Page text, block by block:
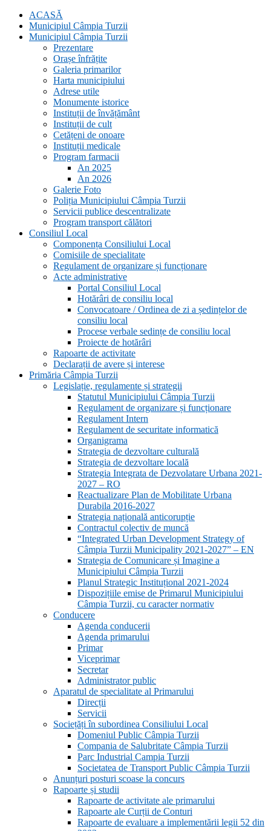
ACASĂ
Municipiul Câmpia Turzii
Municipiul Câmpia Turzii
Prezentare
Orașe înfrățite
Galeria primarilor
Harta municipiului
Adrese utile
Monumente istorice
Instituții de învățământ
Instituții de cult
Cetățeni de onoare
Instituții medicale
Program farmacii
An 2025
An 2026
Galerie Foto
Poliția Municipiului Câmpia Turzii
Servicii publice descentralizate
Program transport călători
Consiliul Local
Componența Consiliului Local
Comisiile de specialitate
Regulament de organizare și funcționare
Acte administrative
Portal Consiliul Local
Hotărâri de consiliu local
Convocatoare / Ordinea de zi a ședințelor de
consiliu local
Procese verbale sedințe de consiliu local
Proiecte de hotărâri
Rapoarte de activitate
Declarații de avere și interese
Primăria Câmpia Turzii
Legislație, regulamente și strategii
Statutul Municipiului Câmpia Turzii
Regulament de organizare și funcționare
Regulament Intern
Regulament de securitate informatică
Organigrama
Strategia de dezvoltare culturală
Strategia de dezvoltare locală
Strategia Integrata de Dezvolatare Urbana 2021-
2027 – RO
Reactualizare Plan de Mobilitate Urbana
Durabila 2016-2027
Strategia națională anticorupție
Contractul colectiv de muncă
“Integrated Urban Development Strategy of
Câmpia Turzii Municipality 2021-2027” – EN
Strategia de Comunicare și Imagine a
Municipiului Câmpia Turzii
Planul Strategic Instituțional 2021-2024
Dispozițiile emise de Primarul Municipiului
Câmpia Turzii, cu caracter normativ
Conducere
Agenda conducerii
Agenda primarului
Primar
Viceprimar
Secretar
Administrator public
Aparatul de specialitate al Primarului
Direcții
Servicii
Sociețăți în subordinea Consiliului Local
Domeniul Public Câmpia Turzii
Compania de Salubritate Câmpia Turzii
Parc Industrial Campia Turzii
Societatea de Transport Public Câmpia Turzii
Anunțuri posturi scoase la concurs
Rapoarte și studii
Rapoarte de activitate ale primarului
Rapoarte ale Curții de Conturi
Rapoarte de evaluare a implementării legii 52 din